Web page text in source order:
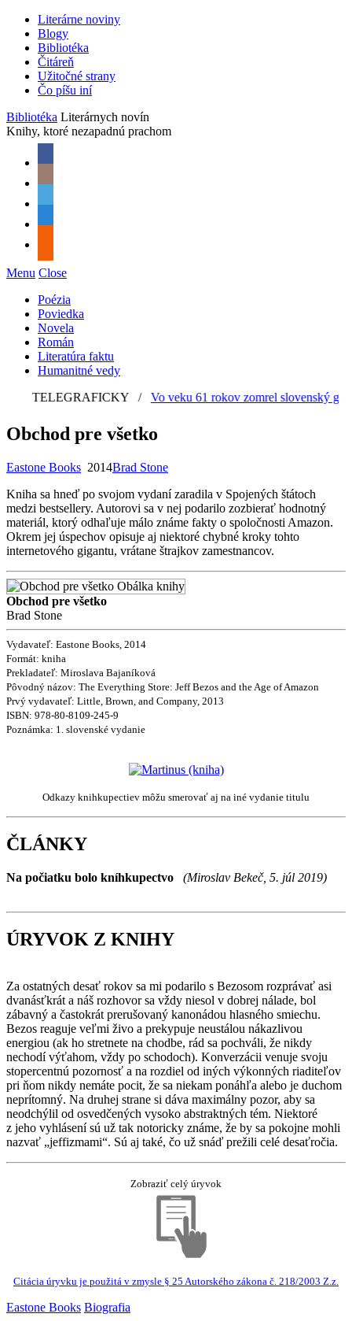
Literárne noviny
Blogy
Bibliotéka
Čitáreň
Užitočné strany
Čo píšu iní
Bibliotéka Literárnych novín
Knihy, ktoré nezapadnú prachom
Menu Close
Poézia
Poviedka
Novela
Román
Literatúra faktu
Humanitné vedy
TELEGRAFICKY/ Vo veku 61 rokov zomrel slovenský
Obchod pre všetko
Eastone Books 2014Brad Stone
Kniha sa hneď po svojom vydaní zaradila v Spojených štátoch
medzi bestsellery. Autorovi sa v nej podarilo zozbierať hodnotný
materiál, ktorý odhaľuje málo známe fakty o spoločnosti Amazon.
Okrem jej úspechov opisuje aj niektoré chybné kroky tohto
internetového gigantu, vrátane štrajkov zamestnancov.
Obchod pre všetko
Brad Stone
Vydavateľ: Eastone Books, 2014
Formát: kniha
Prekladateľ: Miroslava Bajaníková
Pôvodný názov: The Everything Store: Jeff Bezos and the Age of Amazon
Prvý vydavateľ: Little, Brown, and Company, 2013
ISBN: 978-80-8109-245-9
Poznámka: 1. slovenské vydanie
Odkazy knihkupectiev môžu smerovať aj na iné vydanie titulu
ČLÁNKY
Na počiatku bolo kníhkupectvo (Miroslav Bekeč, 5. júl 2019)
ÚRYVOK Z KNIHY
Za ostatných desať rokov sa mi podarilo s Bezosom rozprávať asi
dvanásťkrát a náš rozhovor sa vždy niesol v dobrej nálade, bol
zábavný a častokrát prerušovaný kanonádou hlasného smiechu.
Bezos reaguje veľmi živo a prekypuje neustálou nákazlivou
energiou (ak ho stretnete na chodbe, rád sa pochváli, že nikdy
nechodí výťahom, vždy po schodoch). Konverzácii venuje svoju
stopercentnú pozornosť a na rozdiel od iných výkonných riaditeľov
pri ňom nikdy nemáte pocit, že sa niekam ponáhľa alebo je duchom
neprítomný. Na druhej strane si dáva maximálny pozor, aby sa
neodchýlil od osvedčených vysoko abstraktných tém. Niektoré
z jeho vyhlásení sú už tak notoricky známe, že by sa pokojne mohli
nazvať „jeffizmami“. Sú aj také, čo už snáď prežili celé desaťročia.
Zobraziť celý úryvok
Citácia úryvku je použitá v zmysle § 25 Autorského zákona č. 218/2003 Z.z.
Eastone Books Biografia